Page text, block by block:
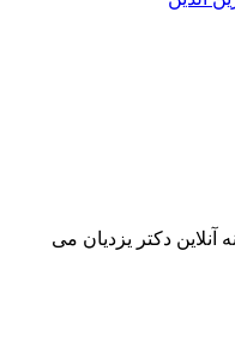
آنلاین دکتر یزدیان می